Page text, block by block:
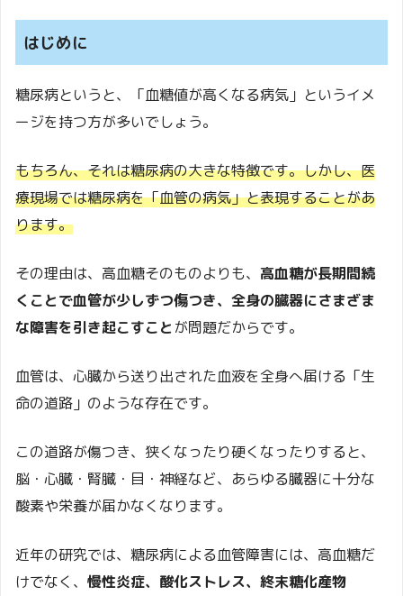
はじめに
糖尿病というと、「血糖値が高くなる病気」というイメ
ージを持つ方が多いでしょう。
もちろん、それは糖尿病の大きな特徴です。しかし、医
療現場では糖尿病を「血管の病気」と表現することがあ
ります。
その理由は、高血糖そのものよりも、 高血糖が長期間続
くことで血管が少しずつ傷つき、全身の臓器にさまざま
な障害を引き起こすこと が問題だからです。
血管は、心臓から送り出された血液を全身へ届ける「生
命の道路」のような存在です。
この道路が傷つき、狭くなったり硬くなったりすると、
脳・心臓・腎臓・目・神経など、あらゆる臓器に十分な
酸素や栄養が届かなくなります。
近年の研究では、糖尿病による血管障害には、高血糖だ
けでなく、 慢性炎症、酸化ストレス、終末糖化産物